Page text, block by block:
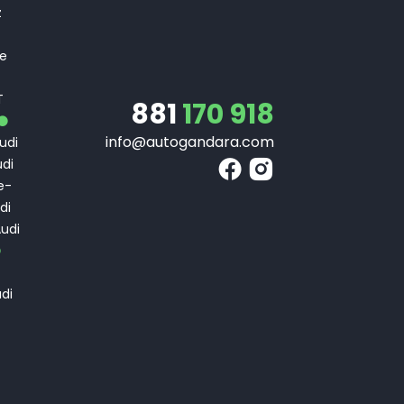
881170 918
info@autogandara.com